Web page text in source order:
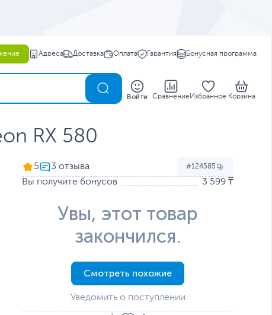
Адреса Доставка Оплата Гарантия Бонусная программа
Войти Сравнение Избранное Корзина
RX 580
5 124585
Вы получите бонусов 3 599 ₸
Увы, этот товар
закончился.
Смотреть похожие
Уведомить о поступлении